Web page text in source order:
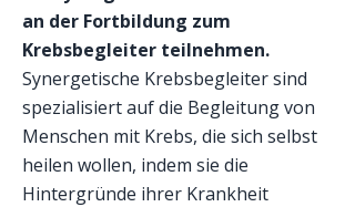
an der Fortbildung zum
Krebsbegleiter teilnehmen.
Synergetische Krebsbegleiter sind
spezialisiert auf die Begleitung von
Menschen mit Krebs, die sich selbst
heilen wollen, indem sie die
Hintergründe ihrer Krankheit